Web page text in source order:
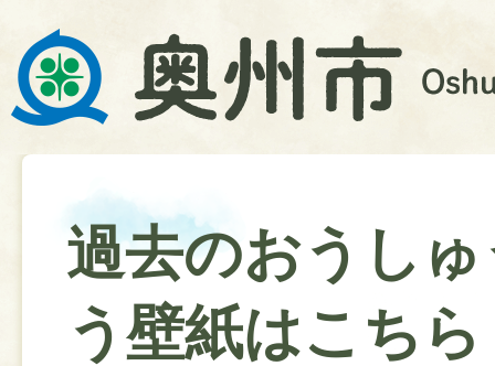
過去のおうし
う壁紙はこちら